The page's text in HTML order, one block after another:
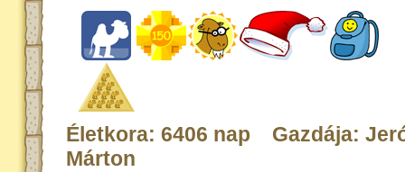
Életkora: 6406 nap Gazdája:
Márton